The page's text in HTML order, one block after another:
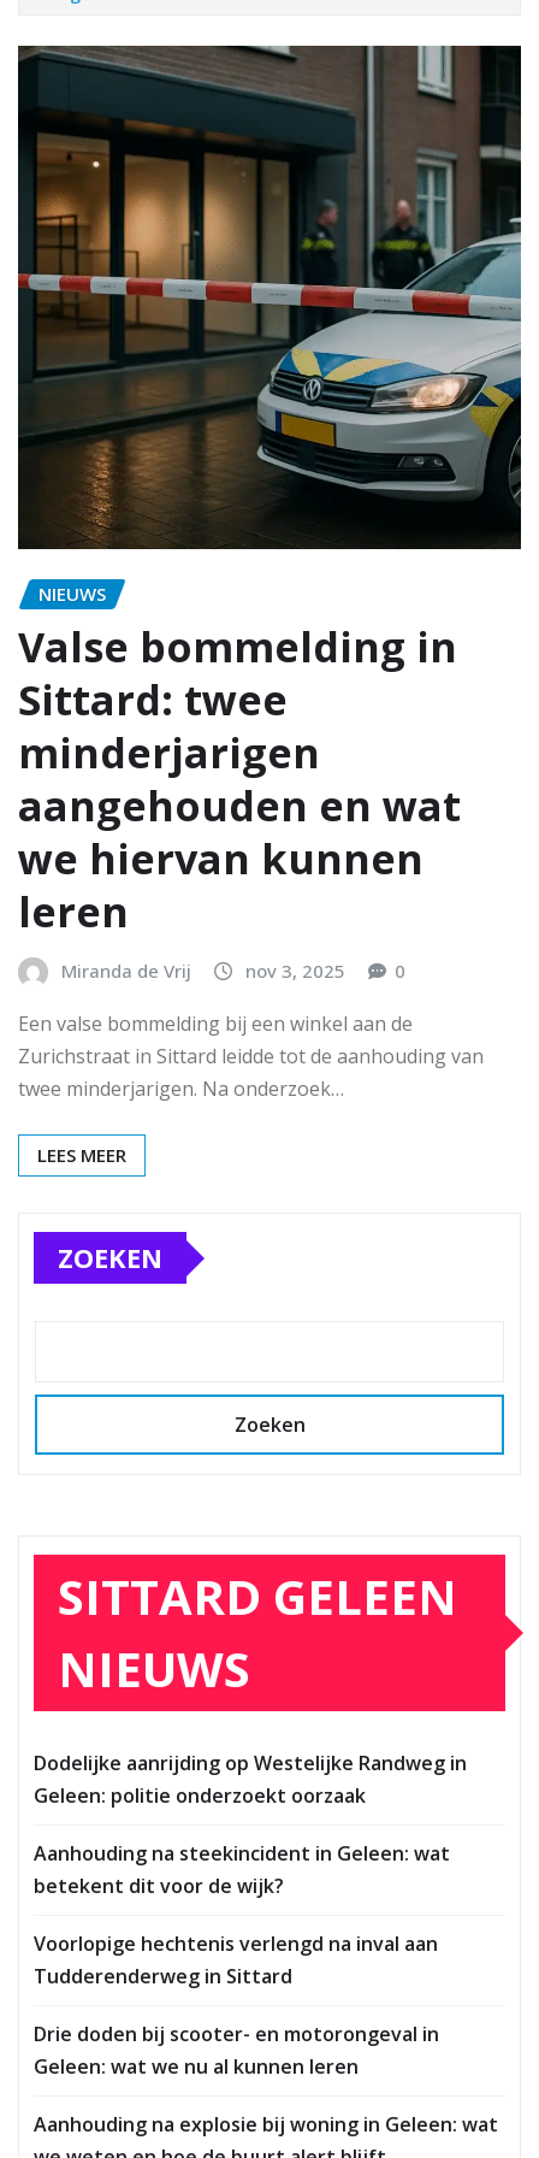
NIEUWS
Valse bommelding in
Sittard: twee
minderjarigen
aangehouden en wat
we hiervan kunnen
leren
Miranda de Vrij nov 3, 2025 0
Een valse bommelding bij een winkel aan de
Zurichstraat in Sittard leidde tot de aanhouding van
twee minderjarigen. Na onderzoek…
LEES MEER
ZOEKEN
Zoeken
SITTARD GELEEN
NIEUWS
Dodelijke aanrijding op Westelijke Randweg in
Geleen: politie onderzoekt oorzaak
Aanhouding na steekincident in Geleen: wat
betekent dit voor de wijk?
Voorlopige hechtenis verlengd na inval aan
Tudderenderweg in Sittard
Drie doden bij scooter- en motorongeval in
Geleen: wat we nu al kunnen leren
Aanhouding na explosie bij woning in Geleen: wat